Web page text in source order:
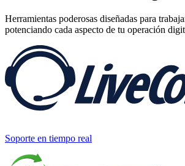
Herramientas poderosas diseñadas para
potenciando cada aspecto de tu operación
Soporte en tiempo real